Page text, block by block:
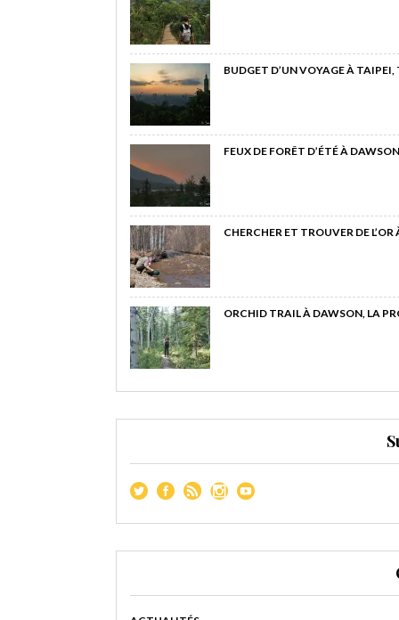
BUDGET D’UN VOYAGE À
FEUX DE FORÊT D’ÉTÉ À
CHERCHER ET TROUVER DE
ORCHID TRAIL À DAWSON, LA